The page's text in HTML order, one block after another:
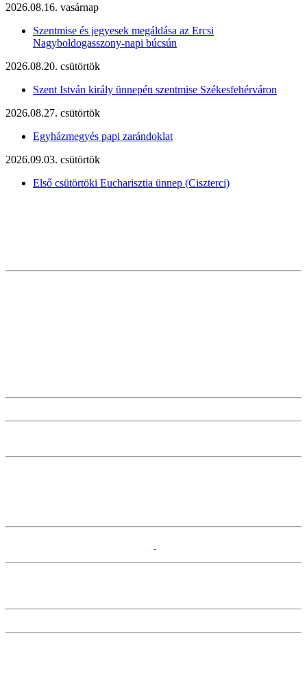
2026.08.16. vasárnap
Szentmise és jegyesek megáldása az Ercsi
Nagyboldogasszony-napi búcsún
2026.08.20. csütörtök
Szent István király ünnepén szentmise Székesfehérváron
2026.08.27. csütörtök
Egyházmegyés papi zarándoklat
2026.09.03. csütörtök
Első csütörtöki Eucharisztia ünnep (Ciszterci)